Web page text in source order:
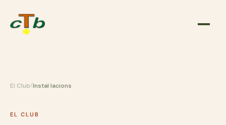
El Club/Instal·lacions
EL CLUB